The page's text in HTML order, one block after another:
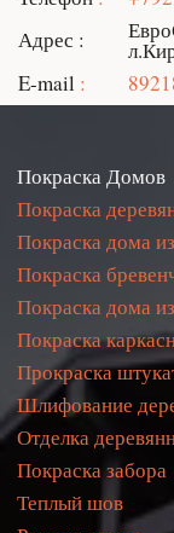
Адрес
E-mail
Покраска Домов
Покраска
Покраска дома
Покраска
Покраска дома
Покраска
Прокраска
Шлифование
Отделка
Покраска забора
Теплый шов